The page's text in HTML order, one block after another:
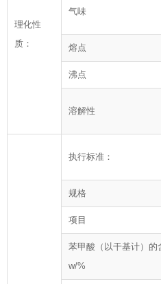
理化性
质：
气味
熔点
沸点
溶解性
执行标准：
规格
项目
苯甲酸（以干基计）的
w/%